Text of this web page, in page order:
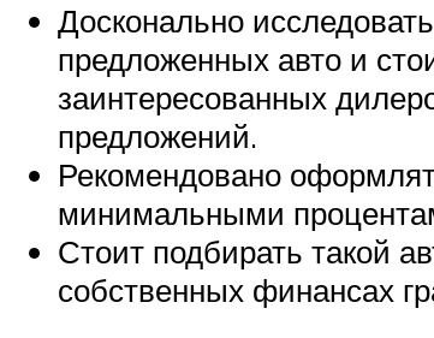
Досконально
предложенных авто и
заинтересованных
предложений.
Рекомендовано
минимальными
Стоит подбирать такой
собственных финансах